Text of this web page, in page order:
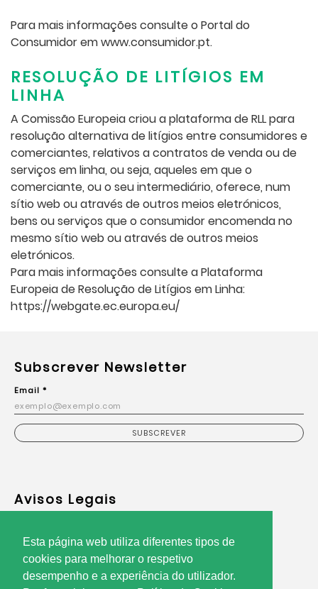
Esta página web utiliza diferentes tipos de
cookies para melhorar o respetivo
desempenho e a experiência do utilizador.
Para mais informações consulte o Portal do
Consumidor em www.consumidor.pt.
RESOLUÇÃO DE LITÍGIOS EM
LINHA
A Comissão Europeia criou a plataforma de RLL para
resolução alternativa de litígios entre consumidores e
comerciantes, relativos a contratos de venda ou de
serviços em linha, ou seja, aqueles em que o
comerciante, ou o seu intermediário, oferece, num
sítio web ou através de outros meios eletrónicos,
bens ou serviços que o consumidor encomenda no
mesmo sítio web ou através de outros meios
eletrónicos.
Para mais informações consulte a Plataforma
Europeia de Resolução de Litígios em Linha:
https://webgate.ec.europa.eu/
Avisos Legais
Termos de Utilização
Resolução Alternativa de Litígios
Utilização de Cookies
Subscrever Newsletter
Email *
SUBSCREVER